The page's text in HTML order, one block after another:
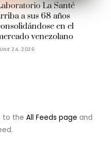
La Santé
a sus 68 años
en el
venezolano
24, 2026
to theAll Feeds page and